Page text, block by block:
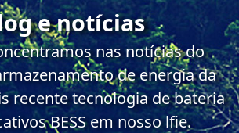
e notícias
nas notícias do
de energia da
recente tecnologia de bateria
BESS em nosso lfie.